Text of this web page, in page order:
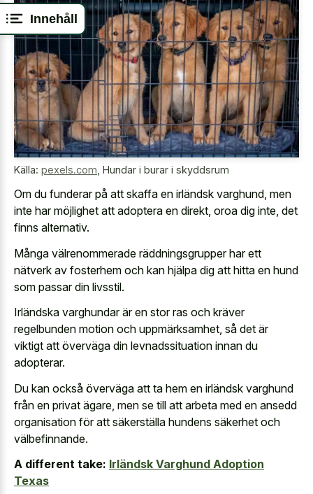
Innehåll
Källa: pexels.com Hundar i burar i skyddsrum
Om du funderar på att skaffa en irländsk varghund, men
inte har möjlighet att adoptera en direkt, oroa dig inte, det
finns alternativ.
Många välrenommerade räddningsgrupper har ett
nätverk av fosterhem och kan hjälpa dig att hitta en hund
som passar din livsstil.
Irländska varghundar är en stor ras och kräver
regelbunden motion och uppmärksamhet, så det är
viktigt att överväga din levnadssituation innan du
adopterar.
Du kan också överväga att ta hem en irländsk varghund
från en privat ägare, men se till att arbeta med en ansedd
organisation för att säkerställa hundens säkerhet och
välbefinnande.
A different take: Irländsk Varghund Adoption
Texas